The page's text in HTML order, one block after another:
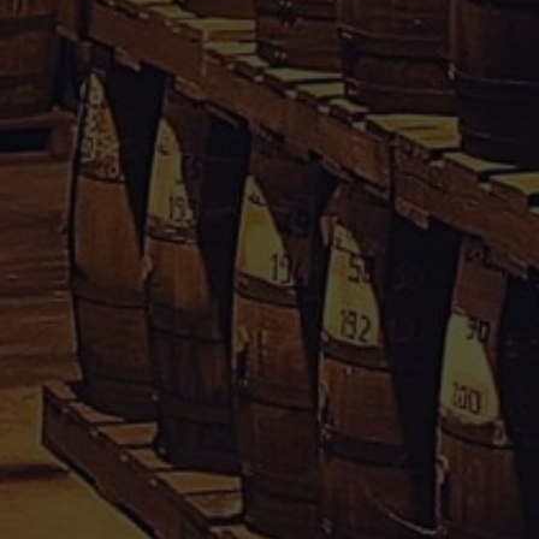
Guadeloupe & Martinique.
Votre avis nous interesse, cliquez
içi
Informations
Conditions Générales de Vente
Paiement sécurisé
Politique de confidentialité
Droit de rétractation
Mon compte
Informations personnelles